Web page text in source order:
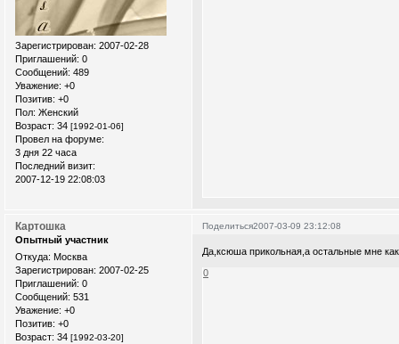
Зарегистрирован: 2007-02-28
Приглашений: 0
Сообщений: 489
Уважение: +0
Позитив: +0
Пол: Женский
Возраст: 34 [1992-01-06]
Провел на форуме:
3 дня 22 часа
Последний визит:
2007-12-19 22:08:03
Поделиться2007-03-09 23:12:08
Картошка
Опытный участник
Откуда: Москва
Зарегистрирован: 2007-02-25
Приглашений: 0
Сообщений: 531
Уважение: +0
Позитив: +0
Возраст: 34 [1992-03-20]
Да,ксюша прикольная,а остальные мне
0